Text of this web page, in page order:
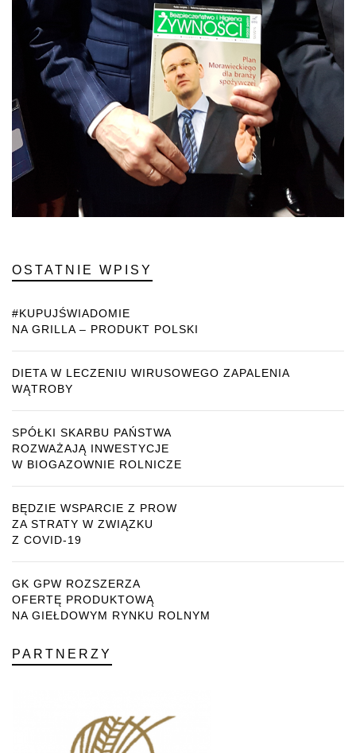
OSTATNIE WPISY
#KUPUJŚWIADOMIE
NA GRILLA – PRODUKT POLSKI
DIETA W LECZENIU WIRUSOWEGO ZAPALENIA
WĄTROBY
SPÓŁKI SKARBU PAŃSTWA
ROZWAŻAJĄ INWESTYCJE
W BIOGAZOWNIE ROLNICZE
BĘDZIE WSPARCIE Z PROW
ZA STRATY W ZWIĄZKU
Z COVID-19
GK GPW ROZSZERZA
OFERTĘ PRODUKTOWĄ
NA GIEŁDOWYM RYNKU ROLNYM
PARTNERZY